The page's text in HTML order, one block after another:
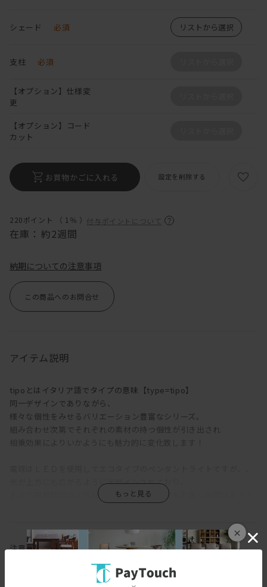
×
220ポイント （ 1％ ） 付与ポイントについて
在庫： 約2週間
シェード 必須 リストから選択
支柱 必須
【オプション】仕様変
更
【オプション】コード
カット
お買物かごに入れる 設定を削除する
納期についての注意事項
この商品へのお問合せ
アイテム説明
tipoとはイタリア語でタイプの意味【type=tipo】
同一デザインでありながら、
様々な個性をみせるバリエーション豊富なシリーズ。
組み合わせ次第でそれぞれの素材の持つ個性が引き出され
光が上方にも広がるようにデザインされており、
まるで白熱球灯のような温かみのある雰囲気をお楽しみ頂けます！
また通常のお部屋に備わっている引っ掛けシーリングモデルとは別
多灯使いを楽しむためのダクトレール(配線ダクト)仕様もご用意致
ご注文時にいずれかご希望のタイプをお選びください！（価格は同
注意